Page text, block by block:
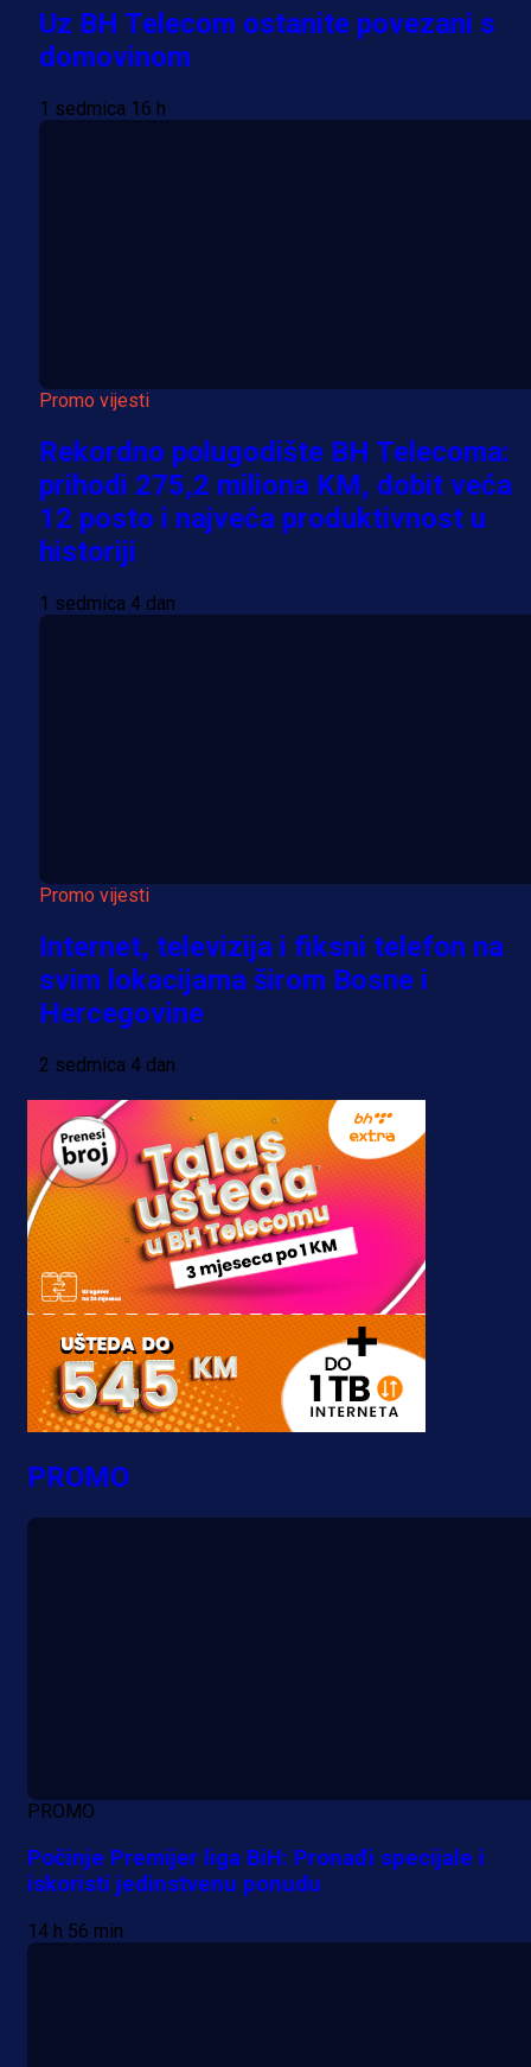
Uz BH Telecom ostanite povezani s
domovinom
1 sedmica 16 h
Promo vijesti
Rekordno polugodište BH Telecoma:
prihodi 275,2 miliona KM, dobit veća
12 posto i najveća produktivnost u
historiji
1 sedmica 4 dan
Promo vijesti
Internet, televizija i fiksni telefon na
svim lokacijama širom Bosne i
Hercegovine
2 sedmica 4 dan
PROMO
PROMO
Počinje Premijer liga BiH: Pronađi specijale i
iskoristi jedinstvenu ponudu
14 h 56 min